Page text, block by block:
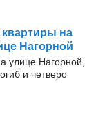
квартиры на
Нагорной
улице Нагорной,
и четверо